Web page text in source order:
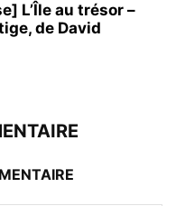
L’Île au trésor –
de David